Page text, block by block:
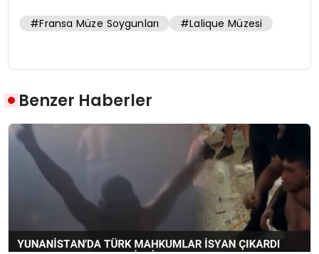
#Fransa Müze Soygunları #Lalique Müzesi
Benzer Haberler